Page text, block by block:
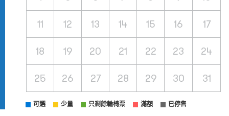
11 12 13 14 15 16 17
18 19 20 21 22 23 24
25 26 27 28 29 30 31
可選 少量 只剩餘輪椅票 滿額 已停售